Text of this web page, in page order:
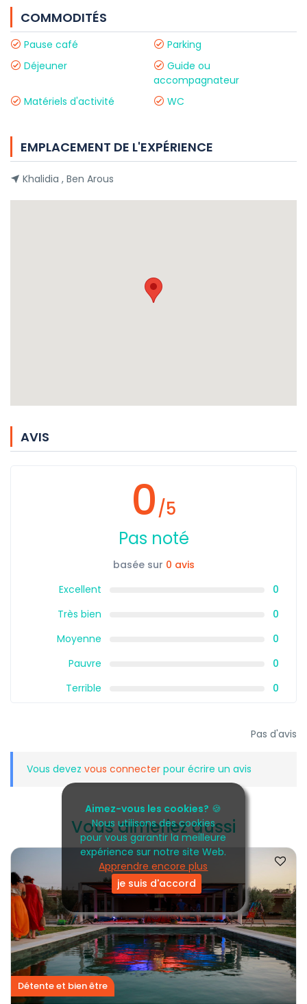
Aimez-vous les cookies? 🍪
Nous utilisons des cookies
pour vous garantir la meilleure
expérience sur notre site Web.
Apprendre encore plus
je suis d'accord
COMMODITÉS
Pause café
Parking
Déjeuner
Guide ou
accompagnateur
Matériels d'activité
WC
EMPLACEMENT DE L'EXPÉRIENCE
Khalidia , Ben Arous
AVIS
0/5
Pas noté
basée sur 0 avis
Excellent
0
Très bien
0
Moyenne
0
Pauvre
0
Terrible
0
Pas d'avis
Vous devez vous connecter pour écrire un avis
Vous aimeriez aussi
Détente et bien être